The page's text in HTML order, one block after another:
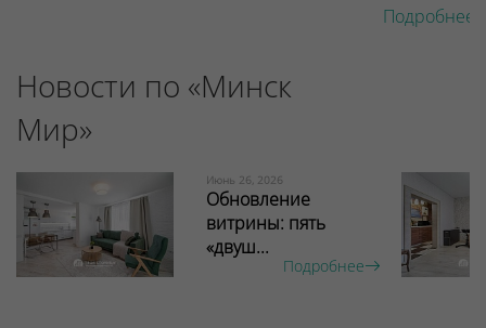
Подробнее
Новости по «Минск
Мир»
Июнь 26, 2026
Обновление
витрины: пять
«двуш...
Подробнее